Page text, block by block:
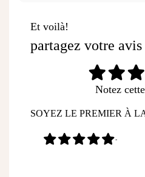
Et voilà!
partagez votre avis
Notez
SOYEZ LE PREMIER À
-